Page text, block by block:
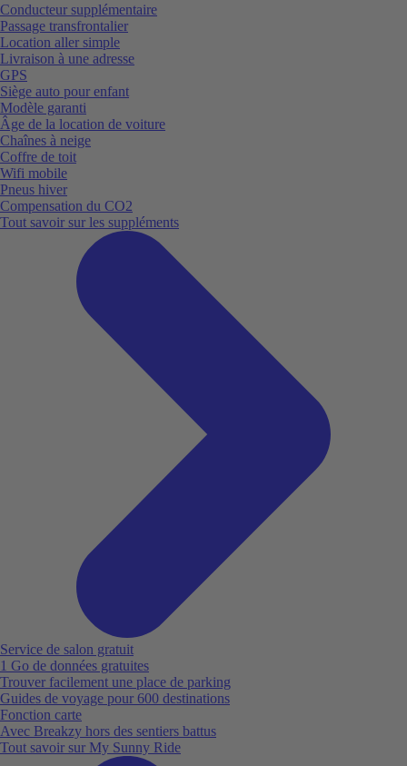
Conducteur supplémentaire
Passage transfrontalier
Location aller simple
Livraison à une adresse
GPS
Siège auto pour enfant
Modèle garanti
Âge de la location de voiture
Chaînes à neige
Coffre de toit
Wifi mobile
Pneus hiver
Compensation du CO2
Tout savoir sur les suppléments
Service de salon gratuit
1 Go de données gratuites
Trouver facilement une place de parking
Guides de voyage pour 600 destinations
Fonction carte
Avec Breakzy hors des sentiers battus
Tout savoir sur My Sunny Ride